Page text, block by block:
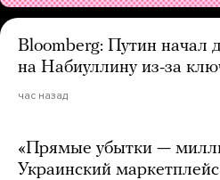
Bloomberg: Путин начал
на Набиуллину из-за
час назад
«Прямые убытки —
Украинский